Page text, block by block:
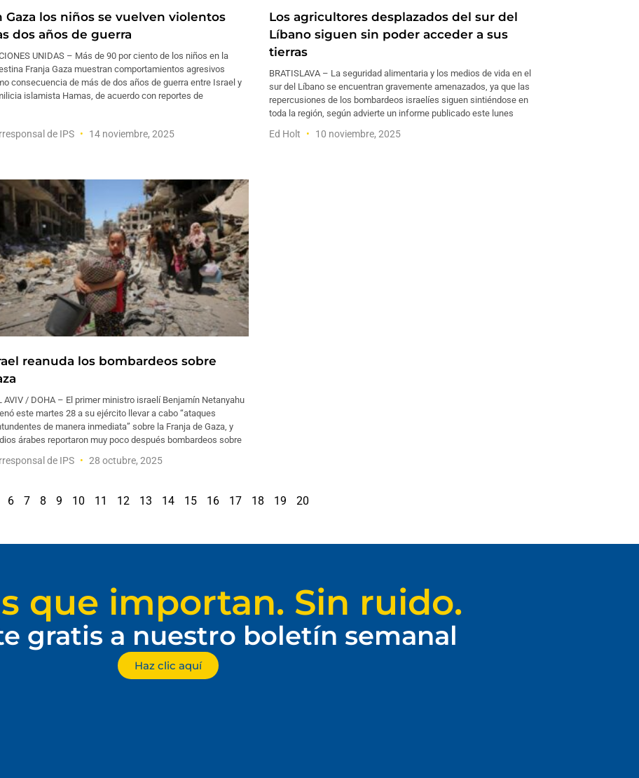
Gaza los niños se vuelven violentos
dos años de guerra
UNIDAS – Más de 90 por ciento de los niños en la
Franja Gaza muestran comportamientos agresivos
consecuencia de más de dos años de guerra entre Israel y
islamista Hamas, de acuerdo con reportes de
de IPS 14 noviembre, 2025
Los agricultores desplazados del sur del
Líbano siguen sin poder acceder a sus
tierras
BRATISLAVA – La seguridad alimentaria y los medios de vida en el
sur del Líbano se encuentran gravemente amenazados, ya que las
repercusiones de los bombardeos israelíes siguen sintiéndose en
toda la región, según advierte un informe publicado este lunes
Ed Holt 10 noviembre, 2025
reanuda los bombardeos sobre
AVIV / DOHA – El primer ministro israelí Benjamín Netanyahu
este martes 28 a su ejército llevar a cabo “ataques
de manera inmediata” sobre la Franja de Gaza, y
árabes reportaron muy poco después bombardeos sobre
de IPS 28 octubre, 2025
6 7 8 9 10 11 12 13 14 15 16 17 18 19 20
que importan. Sin ruido.
gratis a nuestro boletín semanal
Haz clic aquí